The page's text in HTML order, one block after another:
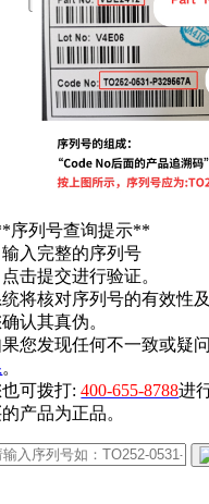
序列号查询提示**
输入完整的序列号
点击提交进行验证。
将核对序列号的有效性
认其真伪。
您发现任何不一致或疑
。
也可拨打:400-655-8788进
产品为正品。